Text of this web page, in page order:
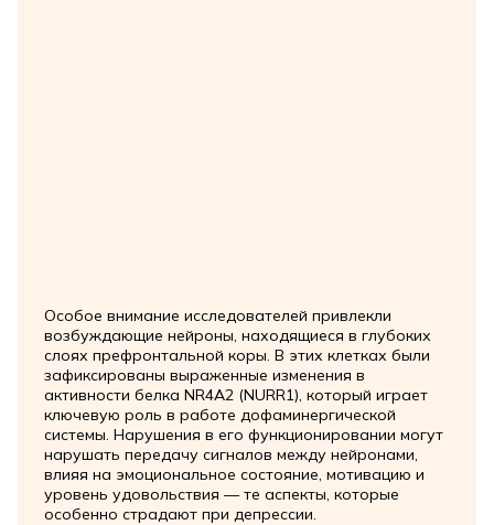
Особое внимание исследователей привлекли
возбуждающие нейроны, находящиеся в глубоких
слоях префронтальной коры. В этих клетках были
зафиксированы выраженные изменения в
активности белка NR4A2 (NURR1), который играет
ключевую роль в работе дофаминергической
системы. Нарушения в его функционировании могут
нарушать передачу сигналов между нейронами,
влияя на эмоциональное состояние, мотивацию и
уровень удовольствия — те аспекты, которые
особенно страдают при депрессии.